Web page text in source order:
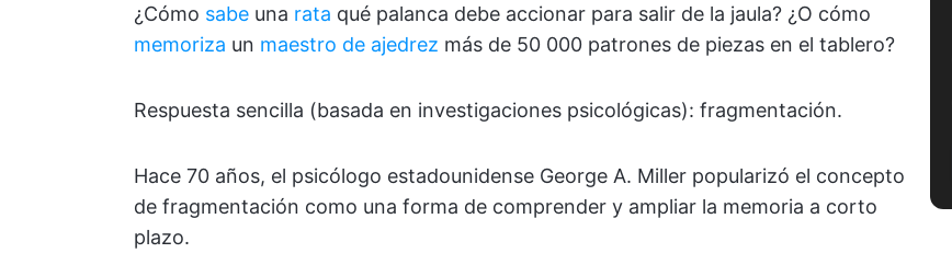
¿Cómo sabe una rata qué palanca debe accionar para salir de la jaula? ¿O cómo
memoriza un maestro de ajedrez más de 50 000 patrones de piezas en el tablero?
Respuesta sencilla (basada en investigaciones psicológicas): fragmentación.
Hace 70 años, el psicólogo estadounidense George A. Miller popularizó el concepto
de fragmentación como una forma de comprender y ampliar la memoria a corto
plazo.